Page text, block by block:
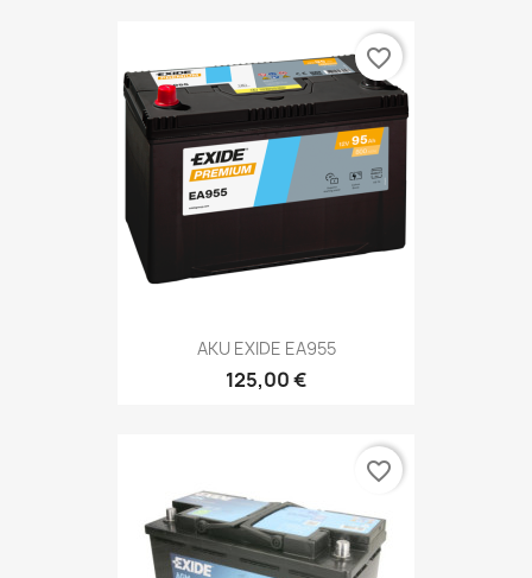
AKU EXIDE EA955
125,00 €
favorite_border
favorite_border